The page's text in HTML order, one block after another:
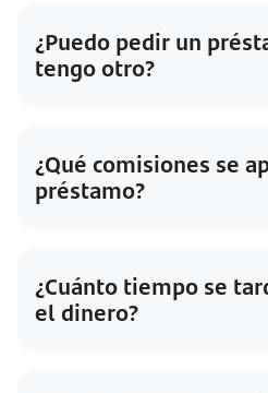
¿Puedo pedir un
tengo otro?
¿Qué comisiones se
préstamo?
¿Cuánto tiempo se
el dinero?